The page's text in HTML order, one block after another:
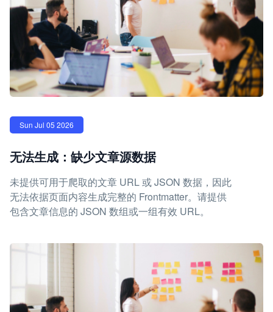
Sun Jul 05 2026
无法生成：缺少文章源数据
未提供可用于爬取的文章 URL 或 JSON 数据，因此
无法依据页面内容生成完整的 Frontmatter。请提供
包含文章信息的 JSON 数组或一组有效 URL。